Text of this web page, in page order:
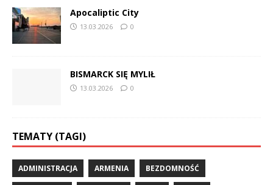
Apocaliptic City
13.03.2026 0
BISMARCK SIĘ MYLIŁ
13.03.2026 0
TEMATY (TAGI)
ADMINISTRACJA ARMENIA BEZDOMNOŚĆ